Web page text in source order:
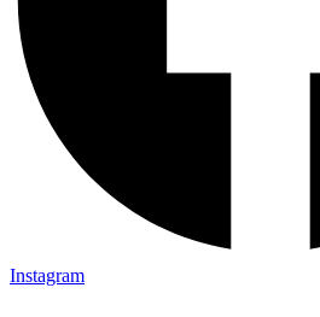
Instagram